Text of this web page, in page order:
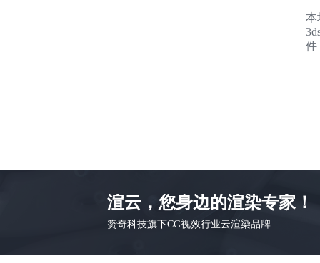
本
件
渲云，您身边的渲染专家！
赞奇科技旗下CG视效行业云渲染品牌